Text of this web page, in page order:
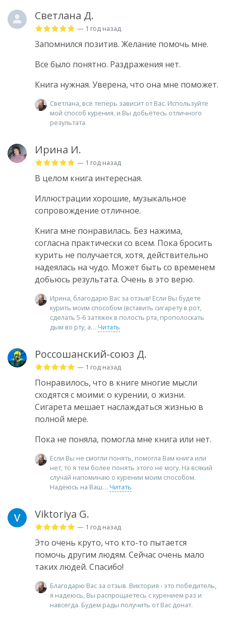
Светлана Д.
— 1 год назад
Запомнился позитив. Желание помочь мне.
Все было понятно. Раздражения нет.
Книга нужная. Уверена, что она мне поможет.
Светлана, всё теперь зависит от Вас. Используйте
мой способ курения, и Вы добьётесь отличного
результата.
Ирина И.
— 1 год назад
В целом книга интересная.
Иллюстрации хорошие, музыкальное
сопровождение отличное.
Книга мне понравилась. Без нажима,
согласна практически со всем. Пока бросить
курить не получается, хотя, действительно
надеялась на чудо. Может быть со временем
добьюсь результата. Очень в это верю.
Ирина, благодарю Вас за отзыв! Если Вы будете
курить моим способом (вставить сигарету в рот,
сделать 5-6 затяжек в полость рта, прополоскать
дым во рту, а
Читать
Россошанский-союз Д.
— 1 год назад
Понравилось, что в книге многие мысли
сходятся с моими: о курении, о жизни.
Сигарета мешает наслаждаться жизнью в
полной мере.
Пока не поняла, помогла мне книга или нет.
Если Вы не смогли понять, помогла Вам книга или
нет, то я тем более понять этого не могу. На всякий
случай напоминаю о курении моим способом.
Надеюсь на Ваш
Читать
Viktoriya G.
— 1 год назад
Это очень круто, что кто-то пытается
помочь другим людям. Сейчас очень мало
таких людей. Спасибо!
Благодарю Вас за отзыв. Виктория - это победитель,
я надеюсь, Вы распрощаетесь с курением раз и
навсегда. Будем рады получить от Вас донат.